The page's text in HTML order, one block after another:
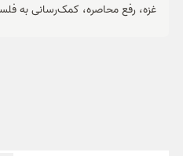
غزه، رفع محاصره، کمک‌رسانی به